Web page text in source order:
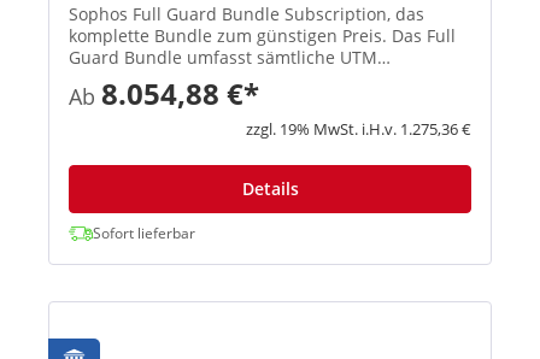
Sophos Full Guard Bundle Subscription, das
komplette Bundle zum günstigen Preis. Das Full
Guard Bundle umfasst sämtliche UTM
Subscriptions (E-Mail Protection, Network
Protection, Web Protection, Webserver Protection
und Wireless Protection) und gibt ...
Ab 8.054,88 €*
zzgl. 19% MwSt. i.H.v. 1.275,36 €
Details
Sofort lieferbar